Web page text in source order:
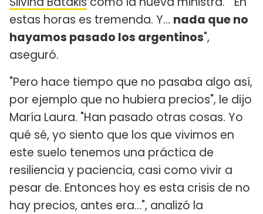
estas horas es tremenda. Y… nada que no
hayamos pasado los argentinos",
aseguró.
"Pero hace tiempo que no pasaba algo así,
por ejemplo que no hubiera precios", le dijo
María Laura. "Han pasado otras cosas. Yo
qué sé, yo siento que los que vivimos en
este suelo tenemos una práctica de
resiliencia y paciencia, casi como vivir a
pesar de. Entonces hoy es esta crisis de no
hay precios, antes era…", analizó la